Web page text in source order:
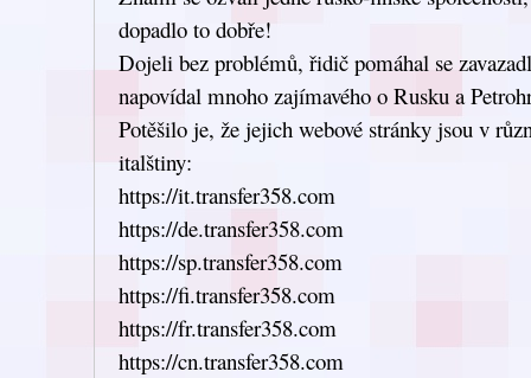
dopadlo to dobře!
Dojeli bez problémů, řidič pomáhal se
napovídal mnoho zajímavého o Rusku a
Potěšilo je, že jejich webové stránky jsou v
italštiny:
https://it.transfer358.com
https://de.transfer358.com
https://sp.transfer358.com
https://fi.transfer358.com
https://fr.transfer358.com
https://cn.transfer358.com